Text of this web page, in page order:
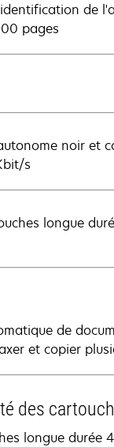
de
pages
noir et
s
longue
de
et copier
des
longue durée